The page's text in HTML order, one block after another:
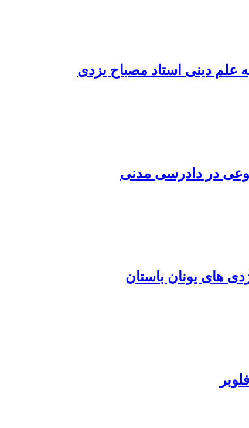
علم دینی استاد مصباح یزدی
در دادرسی مدنی
‏های یونان باستان